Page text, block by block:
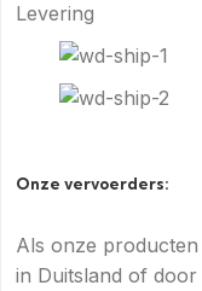
Levering
Onze vervoerders:
Als onze
in Duitsland of